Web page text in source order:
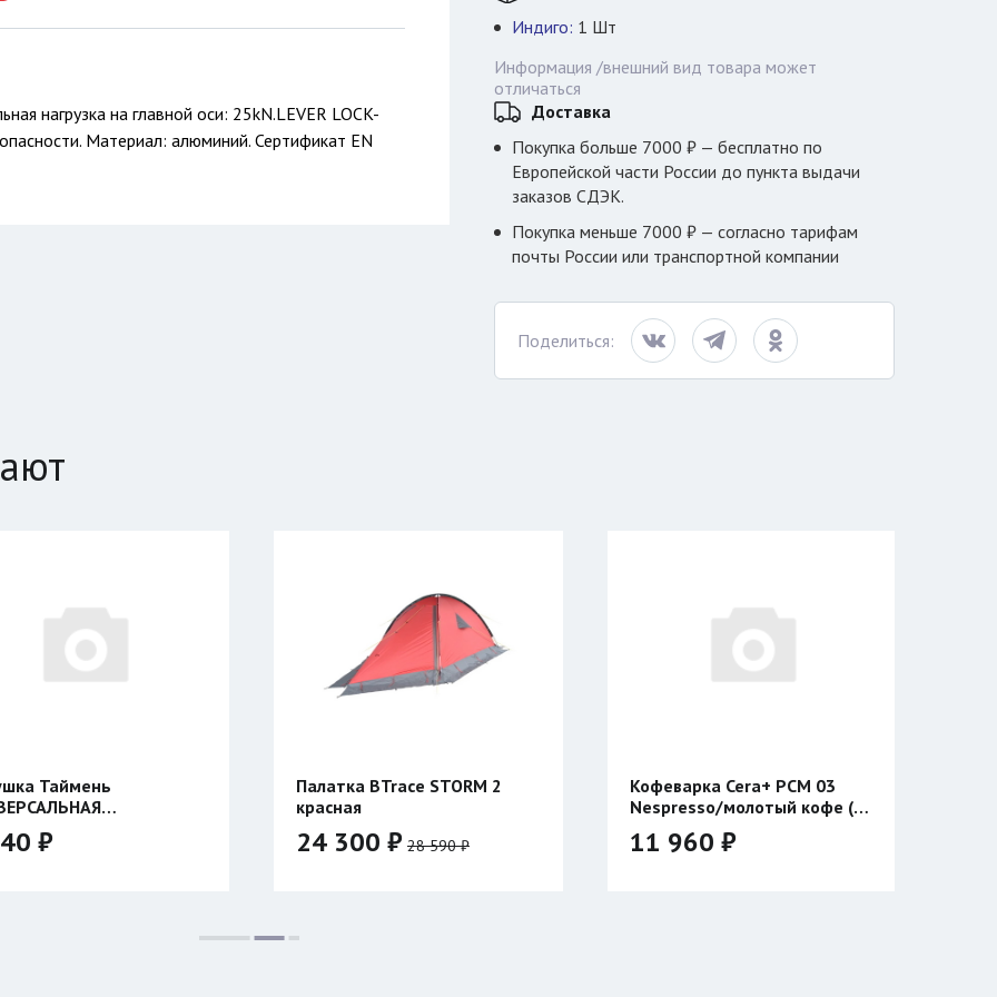
нагрузка на главной оси: 25kN.LEVER LOCK-
Материал: алюминий. Сертификат EN
Индиго: 1 Шт
Информация /внешний вид товара может
отличаться
Доставка
Покупка больше 7000 ₽ — бесплатно по
Европейской части России до пункта выдачи
заказов СДЭК.
Покупка меньше 7000 ₽ — согласно тарифам
почты России или транспортной компании
Поделиться:
Палатка BTrace STORM 2
красная
Кофеварка Cera+ PCM 03
нагревом)
11 960 ₽
Куртка Сивера ДИВЪ AZ
39 900 ₽